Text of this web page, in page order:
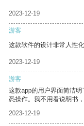
2023-12-19
游客
这款软件的设计非常人性
2023-12-19
游客
这款app的用户界面简洁
悉操作。我不用看说明书
2023-12-19